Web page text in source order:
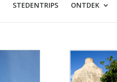
STEDENTRIPS ONTDEK